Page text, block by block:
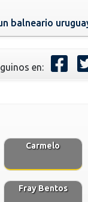
balneario
en:
Carmelo
Fray Bentos